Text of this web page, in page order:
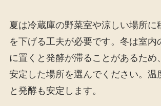
夏は冷蔵庫の野菜室や涼しい場所に
を下げる工夫が必要です。冬は室内
に置くと発酵が滞ることがあるため
安定した場所を選んでください。温
と発酵も安定します。